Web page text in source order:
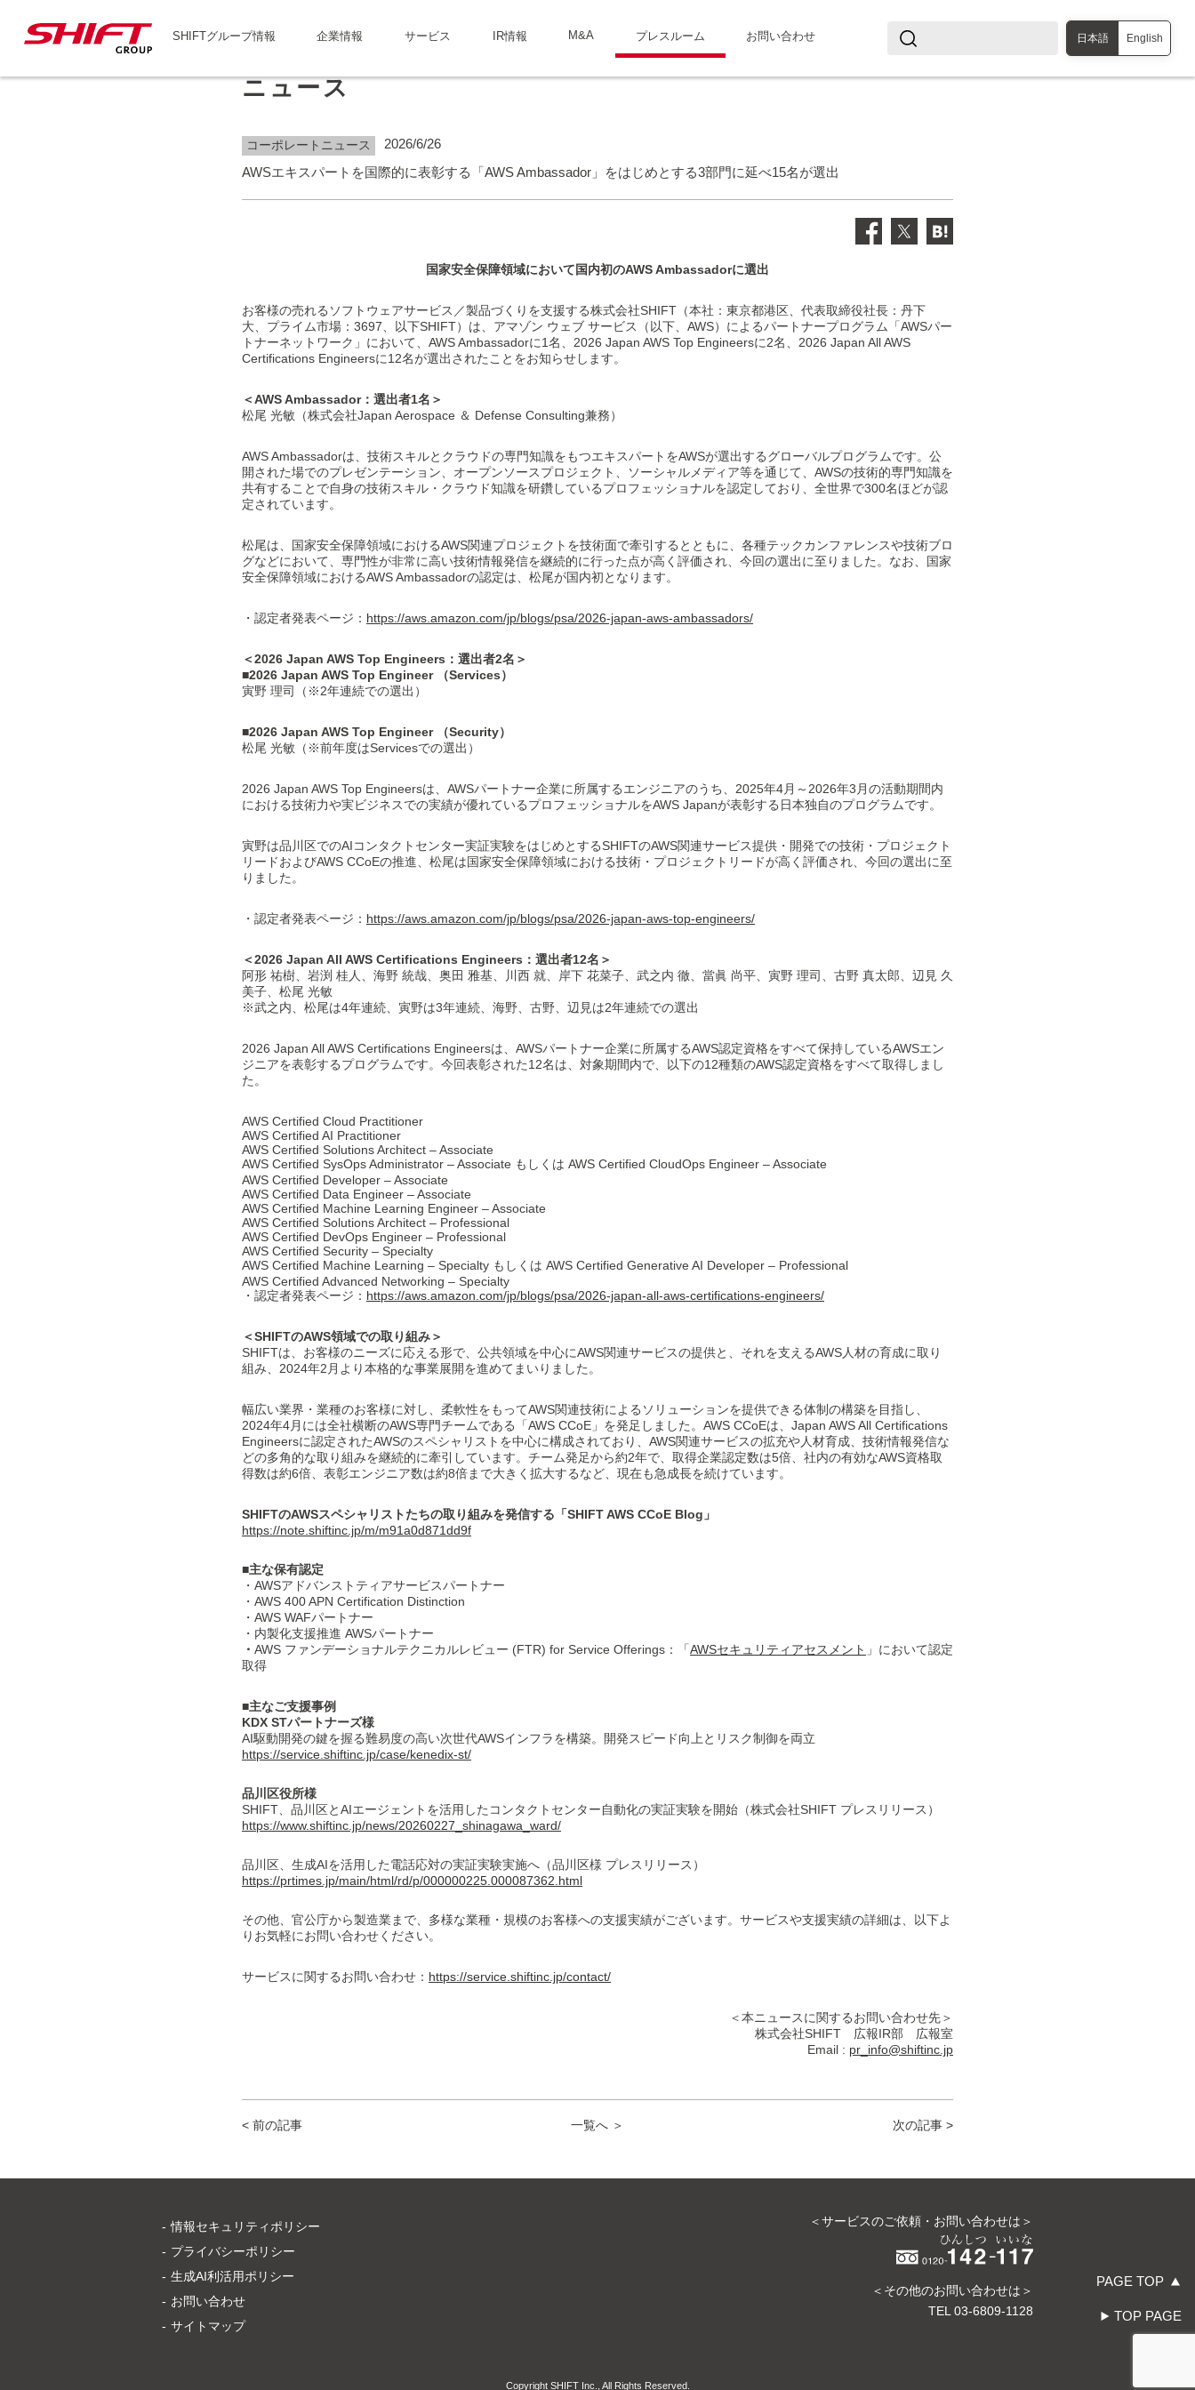
日本語 English
SHIFTグループ情報 企業情報 サービス IR情報 M&A プレスルーム お問い合わせ
ニュース
コーポレートニュース
2026/6/26
AWSエキスパートを国際的に表彰する「AWS Ambassador」をはじめとする3部門に延べ15名が選出
国家安全保障領域において国内初のAWS Ambassadorに選出
お客様の売れるソフトウェアサービス／製品づくりを支援する株式会社SHIFT（本社：東京都港区、代表取締役社長：丹下
大、プライム市場：3697、以下SHIFT）は、アマゾン ウェブ サービス（以下、AWS）によるパートナープログラム「AWSパー
トナーネットワーク」において、AWS Ambassadorに1名、2026 Japan AWS Top Engineersに2名、2026 Japan All AWS
Certifications Engineersに12名が選出されたことをお知らせします。
＜AWS Ambassador：選出者1名＞
松尾 光敏（株式会社Japan Aerospace ＆ Defense Consulting兼務）
AWS Ambassadorは、技術スキルとクラウドの専門知識をもつエキスパートをAWSが選出するグローバルプログラムです。公
開された場でのプレゼンテーション、オープンソースプロジェクト、ソーシャルメディア等を通じて、AWSの技術的専門知識を
共有することで自身の技術スキル・クラウド知識を研鑽しているプロフェッショナルを認定しており、全世界で300名ほどが認
定されています。
松尾は、国家安全保障領域におけるAWS関連プロジェクトを技術面で牽引するとともに、各種テックカンファレンスや技術ブロ
グなどにおいて、専門性が非常に高い技術情報発信を継続的に行った点が高く評価され、今回の選出に至りました。なお、国家
安全保障領域におけるAWS Ambassadorの認定は、松尾が国内初となります。
・認定者発表ページ： https://aws.amazon.com/jp/blogs/psa/2026-japan-aws-ambassadors/
＜2026 Japan AWS Top Engineers：選出者2名＞
■2026 Japan AWS Top Engineer （Services）
寅野 理司（※2年連続での選出）
■2026 Japan AWS Top Engineer （Security）
松尾 光敏（※前年度はServicesでの選出）
2026 Japan AWS Top Engineersは、AWSパートナー企業に所属するエンジニアのうち、2025年4月～2026年3月の活動期間内
における技術力や実ビジネスでの実績が優れているプロフェッショナルをAWS Japanが表彰する日本独自のプログラムです。
寅野は品川区でのAIコンタクトセンター実証実験をはじめとするSHIFTのAWS関連サービス提供・開発での技術・プロジェクト
リードおよびAWS CCoEの推進、松尾は国家安全保障領域における技術・プロジェクトリードが高く評価され、今回の選出に至
りました。
・認定者発表ページ： https://aws.amazon.com/jp/blogs/psa/2026-japan-aws-top-engineers/
＜2026 Japan All AWS Certifications Engineers：選出者12名＞
阿形 祐樹、岩渕 桂人、海野 統哉、奥田 雅基、川西 就、岸下 花菜子、武之内 徹、當眞 尚平、寅野 理司、古野 真太郎、辺見 久
美子、松尾 光敏
※武之内、松尾は4年連続、寅野は3年連続、海野、古野、辺見は2年連続での選出
2026 Japan All AWS Certifications Engineersは、AWSパートナー企業に所属するAWS認定資格をすべて保持しているAWSエン
ジニアを表彰するプログラムです。今回表彰された12名は、対象期間内で、以下の12種類のAWS認定資格をすべて取得しまし
た。
AWS Certified Cloud Practitioner
AWS Certified AI Practitioner
AWS Certified Solutions Architect – Associate
AWS Certified SysOps Administrator – Associate もしくは AWS Certified CloudOps Engineer – Associate
AWS Certified Developer – Associate
AWS Certified Data Engineer – Associate
AWS Certified Machine Learning Engineer – Associate
AWS Certified Solutions Architect – Professional
AWS Certified DevOps Engineer – Professional
AWS Certified Security – Specialty
AWS Certified Machine Learning – Specialty もしくは AWS Certified Generative AI Developer – Professional
AWS Certified Advanced Networking – Specialty
・認定者発表ページ： https://aws.amazon.com/jp/blogs/psa/2026-japan-all-aws-certifications-engineers/
＜SHIFTのAWS領域での取り組み＞
SHIFTは、お客様のニーズに応える形で、公共領域を中心にAWS関連サービスの提供と、それを支えるAWS人材の育成に取り
組み、2024年2月より本格的な事業展開を進めてまいりました。
幅広い業界・業種のお客様に対し、柔軟性をもってAWS関連技術によるソリューションを提供できる体制の構築を目指し、
2024年4月には全社横断のAWS専門チームである「AWS CCoE」を発足しました。AWS CCoEは、Japan AWS All Certifications
Engineersに認定されたAWSのスペシャリストを中心に構成されており、AWS関連サービスの拡充や人材育成、技術情報発信な
どの多角的な取り組みを継続的に牽引しています。チーム発足から約2年で、取得企業認定数は5倍、社内の有効なAWS資格取
得数は約6倍、表彰エンジニア数は約8倍まで大きく拡大するなど、現在も急成長を続けています。
SHIFTのAWSスペシャリストたちの取り組みを発信する「SHIFT AWS CCoE Blog」
https://note.shiftinc.jp/m/m91a0d871dd9f
■主な保有認定
・AWSアドバンストティアサービスパートナー
・AWS 400 APN Certification Distinction
・AWS WAFパートナー
・内製化支援推進 AWSパートナー
・ AWS ファンデーショナルテクニカルレビュー (FTR) for Service Offerings：「AWSセキュリティアセスメント 」において認定
取得
■主なご支援事例
KDX STパートナーズ様
AI駆動開発の鍵を握る難易度の高い次世代AWSインフラを構築。開発スピード向上とリスク制御を両立
https://service.shiftinc.jp/case/kenedix-st/
品川区役所様
SHIFT、品川区とAIエージェントを活用したコンタクトセンター自動化の実証実験を開始（株式会社SHIFT プレスリリース）
https://www.shiftinc.jp/news/20260227_shinagawa_ward/
品川区、生成AIを活用した電話応対の実証実験実施へ（品川区様 プレスリリース）
https://prtimes.jp/main/html/rd/p/000000225.000087362.html
その他、官公庁から製造業まで、多様な業種・規模のお客様への支援実績がございます。サービスや支援実績の詳細は、以下よ
りお気軽にお問い合わせください。
サービスに関するお問い合わせ： https://service.shiftinc.jp/contact/
＜本ニュースに関するお問い合わせ先＞
株式会社SHIFT 広報IR部 広報室
Email : pr_info@shiftinc.jp
< 前の記事 一覧へ ＞ 次の記事 >
PAGE TOP
TOP PAGE
情報セキュリティポリシー
プライバシーポリシー
生成AI利活用ポリシー
お問い合わせ
サイトマップ
＜サービスのご依頼・お問い合わせは＞
＜その他のお問い合わせは＞
TEL 03-6809-1128
Copyright SHIFT Inc., All Rights Reserved.